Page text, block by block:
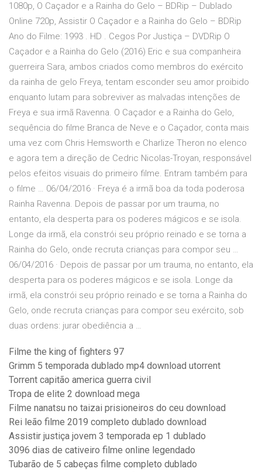
1080p, O Caçador e a Rainha do Gelo – BDRip – Dublado
Online 720p, Assistir O Caçador e a Rainha do Gelo – BDRip
Ano do Filme: 1993 . HD . Cegos Por Justiça – DVDRip O
Caçador e a Rainha do Gelo (2016) Eric e sua companheira
guerreira Sara, ambos criados como membros do exército
da rainha de gelo Freya, tentam esconder seu amor proibido
enquanto lutam para sobreviver as malvadas intenções de
Freya e sua irmã Ravenna. O Caçador e a Rainha do Gelo,
sequência do filme Branca de Neve e o Caçador, conta mais
uma vez com Chris Hemsworth e Charlize Theron no elenco
e agora tem a direção de Cedric Nicolas-Troyan, responsável
pelos efeitos visuais do primeiro filme. Entram também para
o filme … 06/04/2016 · Freya é a irmã boa da toda poderosa
Rainha Ravenna. Depois de passar por um trauma, no
entanto, ela desperta para os poderes mágicos e se isola.
Longe da irmã, ela constrói seu próprio reinado e se torna a
Rainha do Gelo, onde recruta crianças para compor seu …
06/04/2016 · Depois de passar por um trauma, no entanto, ela
desperta para os poderes mágicos e se isola. Longe da
irmã, ela constrói seu próprio reinado e se torna a Rainha do
Gelo, onde recruta crianças para compor seu exército, sob
duas ordens: jurar obediência a …
Filme the king of fighters 97
Grimm 5 temporada dublado mp4 download utorrent
Torrent capitão america guerra civil
Tropa de elite 2 download mega
Filme nanatsu no taizai prisioneiros do ceu download
Rei leão filme 2019 completo dublado download
Assistir justiça jovem 3 temporada ep 1 dublado
3096 dias de cativeiro filme online legendado
Tubarão de 5 cabeças filme completo dublado